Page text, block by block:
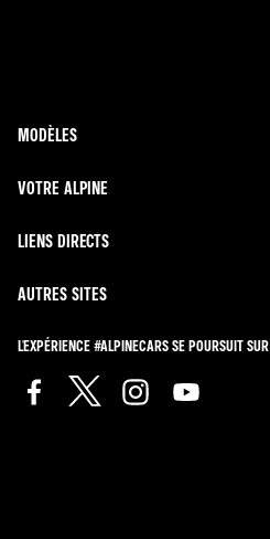
MODÈLES
VOTRE ALPINE
LIENS DIRECTS
AUTRES SITES
L'EXPÉRIENCE #ALPINECARS SE POURSUIT SUR